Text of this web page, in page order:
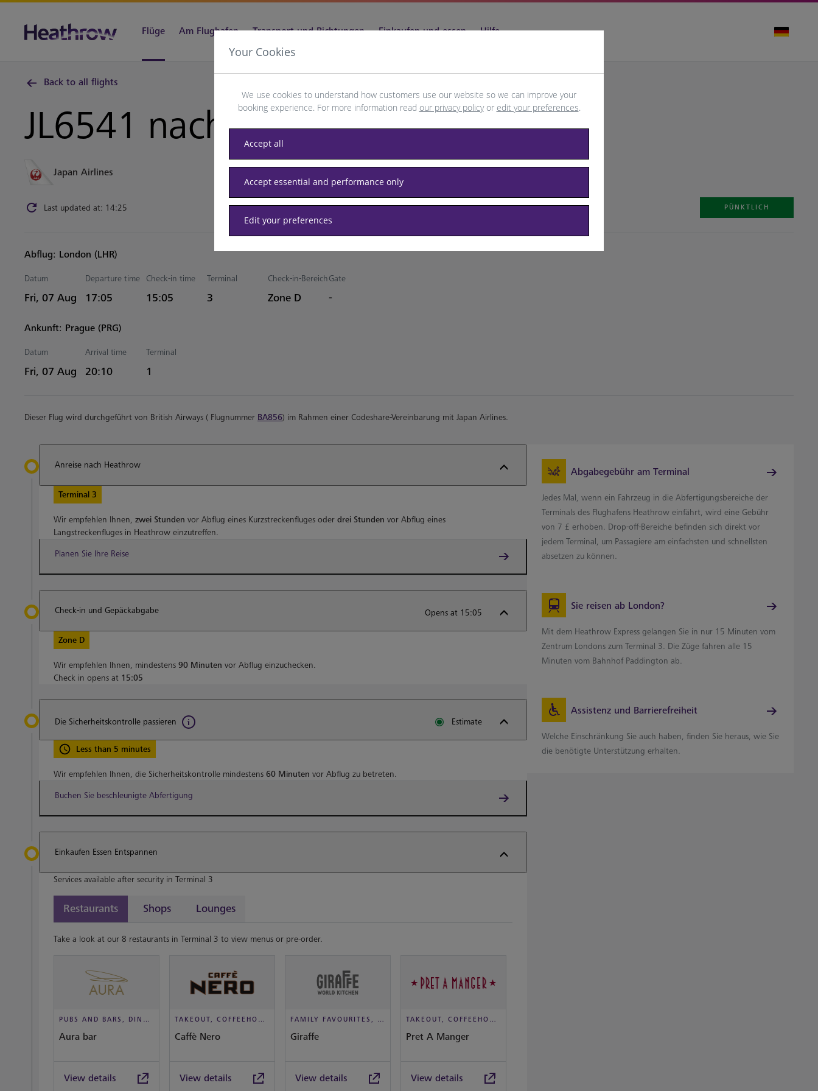
Flüge Am Flughafen Transport und Richtungen Einkaufen und essen Hilfe
Back to all flights
JL6541 nachPrague
Japan Airlines
Last updated at: 14:25 PÜNKTLICH
Abflug: London (LHR)
Datum
Fri, 07 Aug
Departure time
Estimated Uhrzeiten
17:05
Check-in time
15:05
Terminal
3
Check-in-Bereich
Zone D
Gate
-
Ankunft: Prague (PRG)
Datum
Fri, 07 Aug
Arrival time
Estimated Uhrzeiten
20:10
Terminal
1
Dieser Flug wird durchgeführt von British Airways ( Flugnummer BA856) im Rahmen einer Codeshare-Vereinbarung mit Japan Airlines.
Anreise nach Heathrow
Terminal 3
Wir empfehlen Ihnen, zwei Stunden vor Abflug eines Kurzstreckenfluges oder drei Stunden vor Abflug eines
Langstreckenfluges in Heathrow einzutreffen.
Planen Sie Ihre Reise
Check-in und Gepäckabgabe Opens at 15:05
Zone D
Wir empfehlen Ihnen, mindestens 90 Minuten vor Abflug einzuchecken.
Check in opens at 15:05
Die Sicherheitskontrolle passieren Estimate
Less than 5 minutes
Wir empfehlen Ihnen, die Sicherheitskontrolle mindestens 60 Minuten vor Abflug zu betreten.
Buchen Sie beschleunigte Abfertigung
Einkaufen Essen Entspannen
Services available after security in Terminal 3
Restaurants Shops Lounges
Take a look at our 8 restaurants in Terminal 3 to view menus or pre-order.
PUBS AND BARS, DINE IN STYLE
Aura bar
View details
TAKEOUT, COFFEEHOUSE AND CAFÉ
Caffè Nero
View details
FAMILY FAVOURITES, CASUAL DINING
Giraffe
View details
TAKEOUT, COFFEEHOUSE AND CAFÉ
Pret A Manger
View details
Abgabegebühr am Terminal
Jedes Mal, wenn ein Fahrzeug in die Abfertigungsbereiche der
Terminals des Flughafens Heathrow einfährt, wird eine Gebühr
von 7 £ erhoben. Drop-off-Bereiche befinden sich direkt vor
jedem Terminal, um Passagiere am einfachsten und schnellsten
absetzen zu können.
Sie reisen ab London?
Mit dem Heathrow Express gelangen Sie in nur 15 Minuten vom
Zentrum Londons zum Terminal 3. Die Züge fahren alle 15
Minuten vom Bahnhof Paddington ab.
Assistenz und Barrierefreiheit
Welche Einschränkung Sie auch haben, finden Sie heraus, wie Sie
die benötigte Unterstützung erhalten.
Your Cookies
We use cookies to understand how customers use our website so we can improve your
booking experience. For more information read our privacy policyor edit your preferences.
Accept all
Accept essential and performance only
Edit your preferences